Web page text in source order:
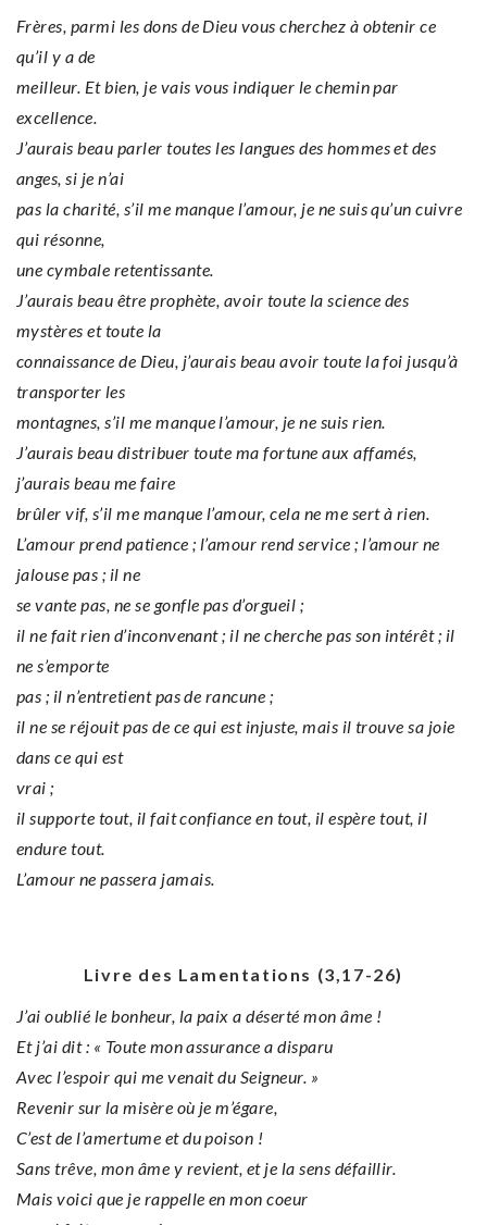
Frères, parmi les dons de Dieu vous cherchez à obtenir ce
qu’il y a de
meilleur. Et bien, je vais vous indiquer le chemin par
excellence.
J’aurais beau parler toutes les langues des hommes et des
anges, si je n’ai
pas la charité, s’il me manque l’amour, je ne suis qu’un cuivre
qui résonne,
une cymbale retentissante.
J’aurais beau être prophète, avoir toute la science des
mystères et toute la
connaissance de Dieu, j’aurais beau avoir toute la foi jusqu’à
transporter les
montagnes, s’il me manque l’amour, je ne suis rien.
J’aurais beau distribuer toute ma fortune aux affamés,
j’aurais beau me faire
brûler vif, s’il me manque l’amour, cela ne me sert à rien.
L’amour prend patience ; l’amour rend service ; l’amour ne
jalouse pas ; il ne
se vante pas, ne se gonfle pas d’orgueil ;
il ne fait rien d’inconvenant ; il ne cherche pas son intérêt ; il
ne s’emporte
pas ; il n’entretient pas de rancune ;
il ne se réjouit pas de ce qui est injuste, mais il trouve sa joie
dans ce qui est
vrai ;
il supporte tout, il fait confiance en tout, il espère tout, il
endure tout.
L’amour ne passera jamais.
Livre des Lamentations (3,17-26)
J’ai oublié le bonheur, la paix a déserté mon âme !
Et j’ai dit : « Toute mon assurance a disparu
Avec l’espoir qui me venait du Seigneur. »
Revenir sur la misère où je m’égare,
C’est de l’amertume et du poison !
Sans trêve, mon âme y revient, et je la sens défaillir.
Mais voici que je rappelle en mon coeur